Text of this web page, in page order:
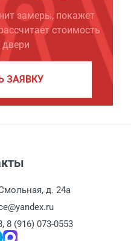
замеры, покажет
стоимость
двери
ЗАЯВКУ
д. 24а
, 8 (916) 073-0553